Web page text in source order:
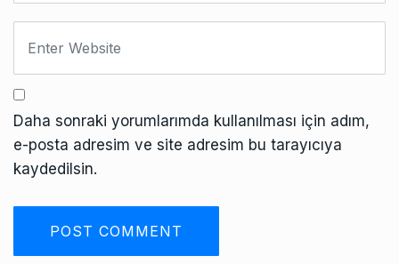
Daha sonraki yorumlarımda kullanılması için adım,
e-posta adresim ve site adresim bu tarayıcıya
kaydedilsin.